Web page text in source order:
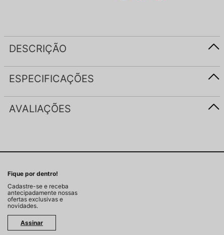
DESCRIÇÃO
ESPECIFICAÇÕES
AVALIAÇÕES
Fique por dentro!
Cadastre-se e receba
antecipadamente nossas
ofertas exclusivas e
novidades.
Assinar